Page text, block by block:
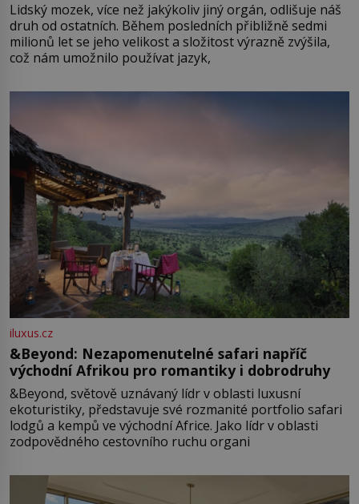
Lidský mozek, více než jakýkoliv jiný orgán, odlišuje náš
druh od ostatních. Během posledních přibližně sedmi
milionů let se jeho velikost a složitost výrazně zvýšila,
což nám umožnilo používat jazyk,
iluxus.cz
&Beyond: Nezapomenutelné safari napříč
východní Afrikou pro romantiky i dobrodruhy
&Beyond, světově uznávaný lídr v oblasti luxusní
ekoturistiky, představuje své rozmanité portfolio safari
lodgů a kempů ve východní Africe. Jako lídr v oblasti
zodpovědného cestovního ruchu organi